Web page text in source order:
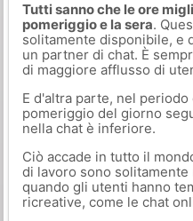
Tutti sanno che le ore
pomeriggio e la sera.
solitamente disponibile, e
un partner di chat. È
di maggiore afflusso di
E d'altra parte, nel
pomeriggio del giorno
nella chat è inferiore.
Ciò accade in tutto il
di lavoro sono
quando gli utenti hanno
ricreative, come le chat